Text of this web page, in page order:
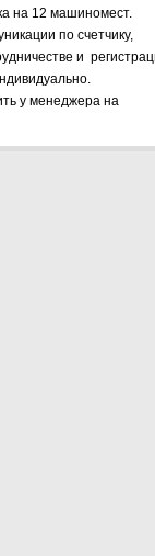
на 12 машиномест.
по счетчику,
и
у менеджера на